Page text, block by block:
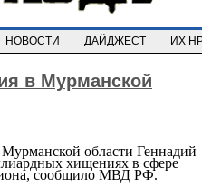
НОВОСТИ ДАЙДЖЕСТ ИХ
в Мурманской
области Геннадий
хищениях в сфере
сообщило МВД РФ.